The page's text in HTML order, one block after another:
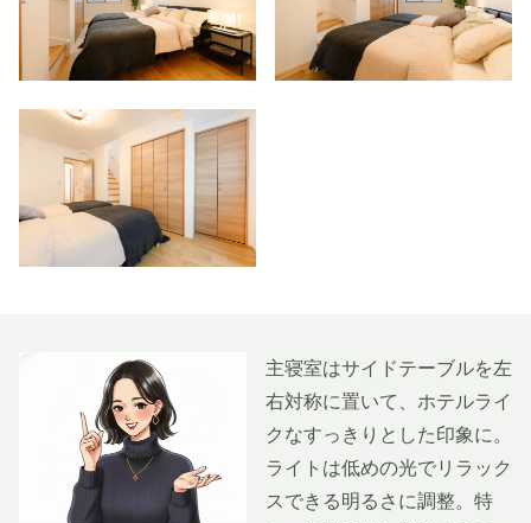
主寝室はサイドテーブルを左
右対称に置いて、ホテルライ
クなすっきりとした印象に。
ライトは低めの光でリラック
スできる明るさに調整。特